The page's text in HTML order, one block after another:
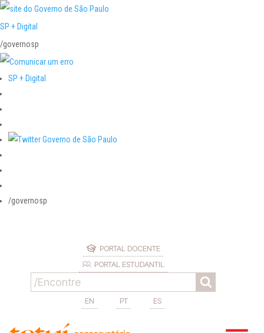
SP + Digital
/governosp
SP + Digital
/governosp
PORTAL DOCENTE
PORTAL ESTUDANTIL
EN PT ES